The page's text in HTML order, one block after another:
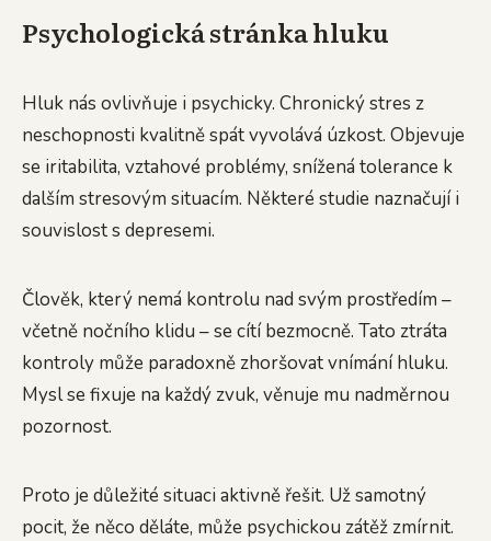
Psychologická stránka hluku
Hluk nás ovlivňuje i psychicky. Chronický stres z
neschopnosti kvalitně spát vyvolává úzkost. Objevuje
se iritabilita, vztahové problémy, snížená tolerance k
dalším stresovým situacím. Některé studie naznačují i
souvislost s depresemi.
Člověk, který nemá kontrolu nad svým prostředím –
včetně nočního klidu – se cítí bezmocně. Tato ztráta
kontroly může paradoxně zhoršovat vnímání hluku.
Mysl se fixuje na každý zvuk, věnuje mu nadměrnou
pozornost.
Proto je důležité situaci aktivně řešit. Už samotný
pocit, že něco děláte, může psychickou zátěž zmírnit.